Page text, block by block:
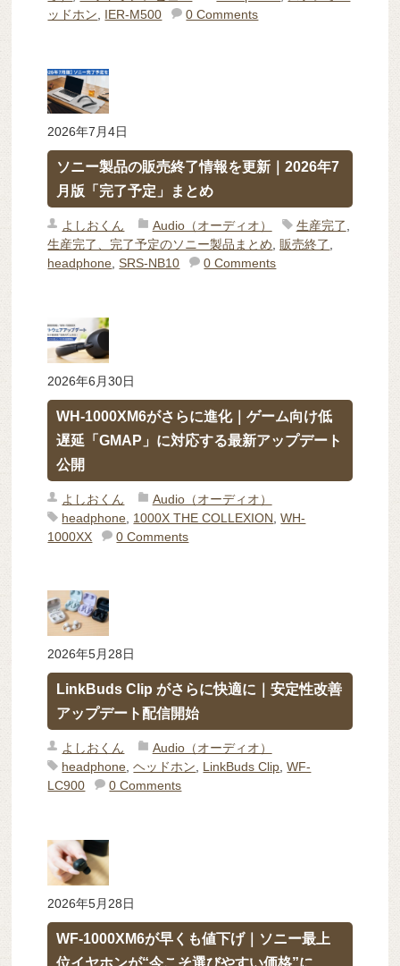
ッドホン, IER-M500 0 Comments
2026年7月4日
ソニー製品の販売終了情報を更新｜2026年7
月版「完了予定」まとめ
よしおくん Audio（オーディオ） 生産完了,
生産完了、完了予定のソニー製品まとめ,販売終了,
headphone,SRS-NB10 0 Comments
2026年6月30日
WH-1000XM6がさらに進化｜ゲーム向け低
遅延「GMAP」に対応する最新アップデート
公開
よしおくん
Audio（オーディオ）
headphone 1000X THE COLLEXION ,WH-
1000XX
0 Comments
2026年5月28日
LinkBuds Clip がさらに快適に｜安定性改善
アップデート配信開始
よしおくん
Audio（オーディオ）
headphone,ヘッドホン, LinkBuds Clip,WF-
LC900
0 Comments
2026年5月28日
WF-1000XM6が早くも値下げ｜ソニー最上